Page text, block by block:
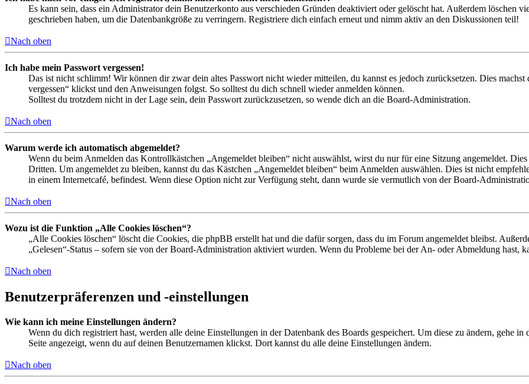
Es kann sein, dass ein Administrator dein Benutzerkonto aus verschieden Gründen deaktiviert oder gelöscht hat. Außerdem löschen
geschrieben haben, um die Datenbankgröße zu verringern. Registriere dich einfach erneut und nimm aktiv an den Diskussionen teil!
Nach oben
Ich habe mein Passwort vergessen!
Das ist nicht schlimm! Wir können dir zwar dein altes Passwort nicht wieder mitteilen, du kannst es jedoch zurücksetzen. Dies
vergessen“ klickst und den Anweisungen folgst. So solltest du dich schnell wieder anmelden können.
Solltest du trotzdem nicht in der Lage sein, dein Passwort zurückzusetzen, so wende dich an die Board-Administration.
Nach oben
Warum werde ich automatisch abgemeldet?
Wenn du beim Anmelden das Kontrollkästchen „Angemeldet bleiben“ nicht auswählst, wirst du nur für eine Sitzung angemeldet.
Dritten. Um angemeldet zu bleiben, kannst du das Kästchen „Angemeldet bleiben“ beim Anmelden auswählen. Dies ist nicht
in einem Internetcafé, befindest. Wenn diese Option nicht zur Verfügung steht, dann wurde sie vermutlich von der Board-
Nach oben
Wozu ist die Funktion „Alle Cookies löschen“?
„Alle Cookies löschen“ löscht die Cookies, die phpBB erstellt hat und die dafür sorgen, dass du im Forum angemeldet bleibst.
„Gelesen“-Status – sofern sie von der Board-Administration aktiviert wurden. Wenn du Probleme bei der An- oder Abmeldung hast,
Nach oben
Benutzerpräferenzen und -einstellungen
Wie kann ich meine Einstellungen ändern?
Wenn du dich registriert hast, werden alle deine Einstellungen in der Datenbank des Boards gespeichert. Um diese zu ändern, gehe
Seite angezeigt, wenn du auf deinen Benutzernamen klickst. Dort kannst du alle deine Einstellungen ändern.
Nach oben